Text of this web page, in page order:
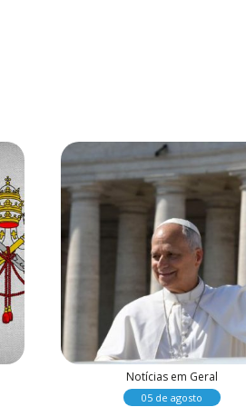
Notícias em Geral
05 de agosto